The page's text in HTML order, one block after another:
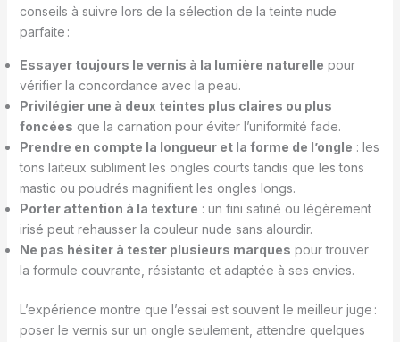
conseils à suivre lors de la sélection de la teinte nude
parfaite :
Essayer toujours le vernis à la lumière naturelle pour
vérifier la concordance avec la peau.
Privilégier une à deux teintes plus claires ou plus
foncées que la carnation pour éviter l’uniformité fade.
Prendre en compte la longueur et la forme de l’ongle : les
tons laiteux subliment les ongles courts tandis que les tons
mastic ou poudrés magnifient les ongles longs.
Porter attention à la texture : un fini satiné ou légèrement
irisé peut rehausser la couleur nude sans alourdir.
Ne pas hésiter à tester plusieurs marques pour trouver
la formule couvrante, résistante et adaptée à ses envies.
L’expérience montre que l’essai est souvent le meilleur juge :
poser le vernis sur un ongle seulement, attendre quelques